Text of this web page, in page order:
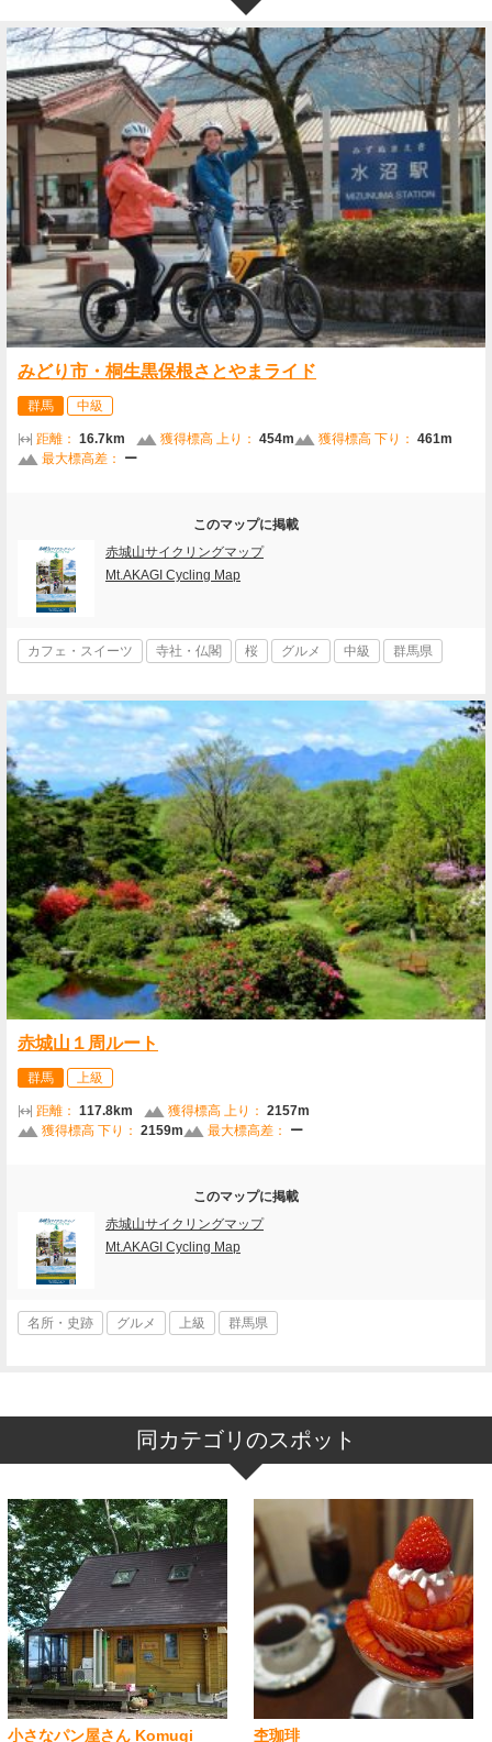
みどり市・桐生黒保根さとやまライド
群馬 中級
距離： 16.7km 獲得標高 上り： 454m 獲得標高 下り： 461m
最大標高差：
ー
このマップに掲載
赤城山サイクリングマップ
Mt.AKAGI Cycling Map
カフェ・スイーツ 寺社・仏閣 桜 グルメ 中級 群馬県
赤城山１周ルート
群馬 上級
距離： 117.8km 獲得標高 上り： 2157m
獲得標高 下り： 2159m 最大標高差： ー
このマップに掲載
赤城山サイクリングマップ
Mt.AKAGI Cycling Map
名所・史跡 グルメ 上級 群馬県
同カテゴリのスポット
小さなパン屋さん Komugi 杢珈琲